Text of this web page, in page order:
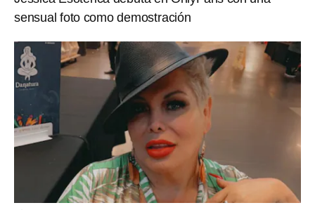
sensual foto como demostración